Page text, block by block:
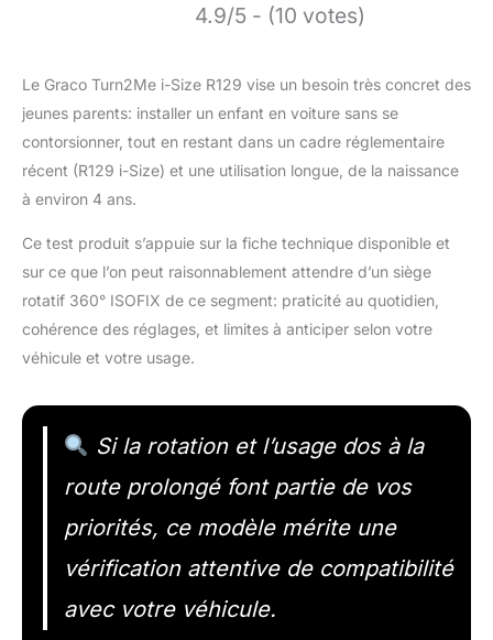
4.9/5 - (10 votes)
Le Graco Turn2Me i-Size R129 vise un besoin très concret des
jeunes parents: installer un enfant en voiture sans se
contorsionner, tout en restant dans un cadre réglementaire
récent (R129 i-Size) et une utilisation longue, de la naissance
à environ 4 ans.
Ce test produit s’appuie sur la fiche technique disponible et
sur ce que l’on peut raisonnablement attendre d’un siège
rotatif 360° ISOFIX de ce segment: praticité au quotidien,
cohérence des réglages, et limites à anticiper selon votre
véhicule et votre usage.
Si la rotation et l’usage dos à la
route prolongé font partie de vos
priorités, ce modèle mérite une
vérification attentive de compatibilité
avec votre véhicule.